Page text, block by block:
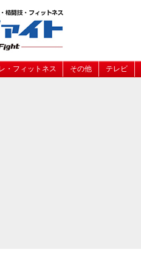
・フィットネス その他 テレビ